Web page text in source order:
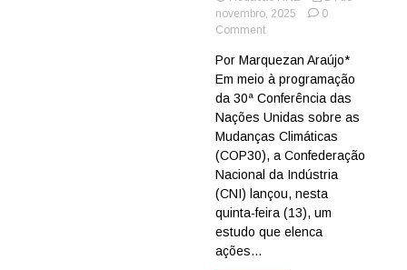
novembro, 2025
0
Commenton
da
CNI
apresenta
ações
destravar
US$
1,3
trilhão
em
financiamento
climático
Por Marquezan Araújo*
Em meio à programação
da 30ª Conferência das
Nações Unidas sobre as
Mudanças Climáticas
(COP30), a Confederação
Nacional da Indústria
(CNI) lançou, nesta
quinta-feira (13), um
estudo que elenca
ações...